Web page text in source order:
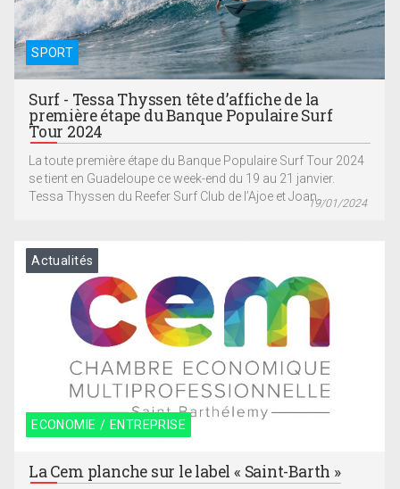
SPORT
Surf - Tessa Thyssen tête d’affiche de la
première étape du Banque Populaire Surf
Tour 2024
La toute première étape du Banque Populaire Surf Tour 2024
se tient en Guadeloupe ce week-end du 19 au 21 janvier.
Tessa Thyssen du Reefer Surf Club de l’Ajoe et Joan...19/01/2024
ECONOMIE / ENTREPRISE
Actualités
La Cem planche sur le label « Saint-Barth »